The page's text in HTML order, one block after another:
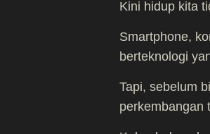
Kini hidup kita
Smartphone,
berteknologi
Tapi, sebelum
perkembangan